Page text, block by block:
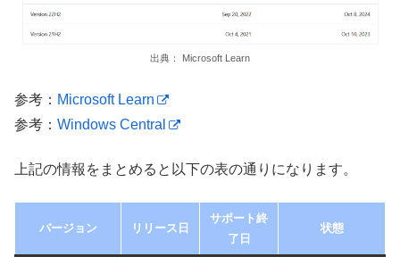
出典： Microsoft Learn
参考： Microsoft Learn
参考： Windows Central
上記の情報をまとめると以下の表の通りになります。
バージョン リリース日
サポート終
了日
状態